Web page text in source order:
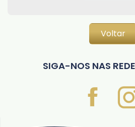
Voltar
SIGA-NOS NAS